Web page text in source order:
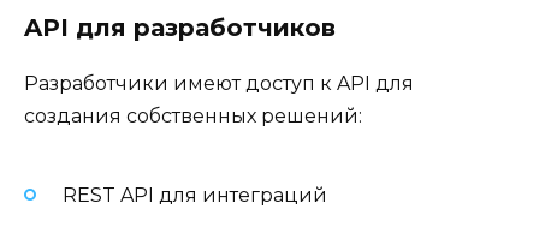
API для разработчиков
Разработчики имеют доступ к API для
создания собственных решений:
REST API для интеграций